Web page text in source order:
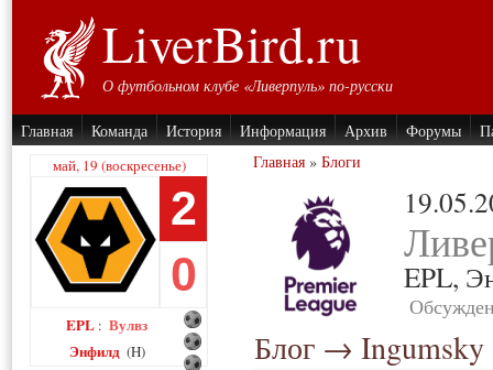
LiverBird.ru
О футбольном клубе «Ливерпуль» по-русски
Главная Команда История Информация Архив Форумы
май, 19 (воскресенье)
2
0
EPL : Вулвз
Энфилд (H)
Главная » Блоги
EPL,
Блог → Ingumsky